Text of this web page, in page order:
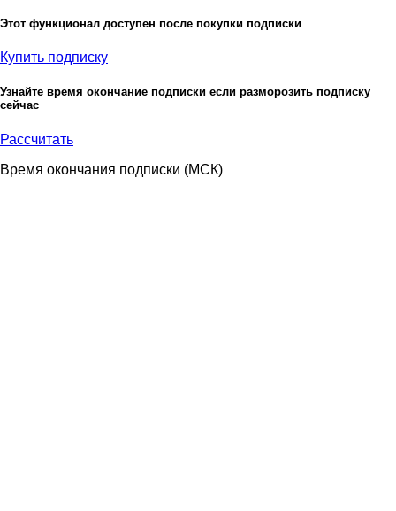
Этот функционал доступен после покупки подписки
Купить подписку
Узнайте время окончание подписки если разморозить подписку
сейчас
Рассчитать
Время окончания подписки (МСК)